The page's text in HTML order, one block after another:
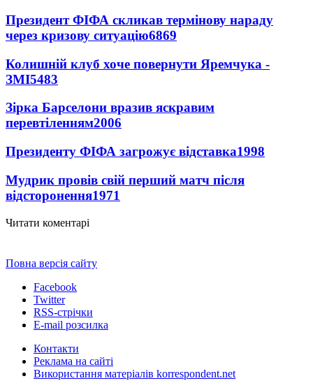
Президент ФІФА скликав термінову нараду
через кризову ситуацію6869
Колишній клуб хоче повернути Яремчука -
ЗМІ5483
Зірка Барселони вразив яскравим
перевтіленням2006
Президенту ФІФА загрожує відставка1998
Мудрик провів свій перший матч після
відсторонення1971
Читати коментарі
Повна версія сайту
Facebook
Twitter
RSS-стрічки
E-mail розсилка
Контакти
Реклама на сайті
Використання матеріалів korrespondent.net